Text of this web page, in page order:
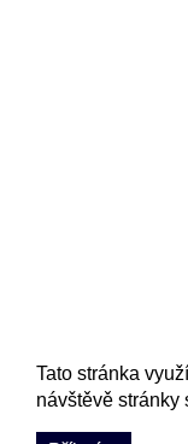
Tato stránka
návštěvě stránky